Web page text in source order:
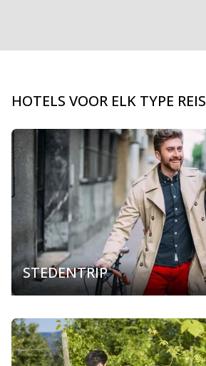
HOTELS VOOR ELK TYPE REIS
STEDENTRIP